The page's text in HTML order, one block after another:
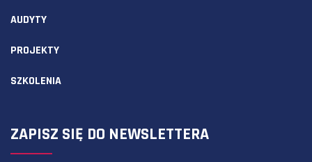
AUDYTY
PROJEKTY
SZKOLENIA
ZAPISZ SIĘ DO NEWSLETTERA